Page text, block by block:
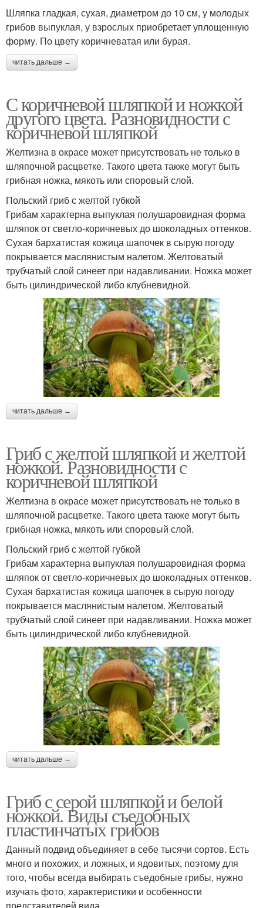
Шляпка гладкая, сухая, диаметром до 10 см, у молодых
грибов выпуклая, у взрослых приобретает уплощенную
форму. По цвету коричневатая или бурая.
читать дальше →
С коричневой шляпкой и ножкой
другого цвета. Разновидности с
коричневой шляпкой
Желтизна в окрасе может присутствовать не только в
шляпочной расцветке. Такого цвета также могут быть
грибная ножка, мякоть или споровый слой.
Польский гриб с желтой губкой
Грибам характерна выпуклая полушаровидная форма
шляпок от светло-коричневых до шоколадных оттенков.
Сухая бархатистая кожица шапочек в сырую погоду
покрывается маслянистым налетом. Желтоватый
трубчатый слой синеет при надавливании. Ножка может
быть цилиндрической либо клубневидной.
читать дальше →
Гриб с желтой шляпкой и желтой
ножкой. Разновидности с
коричневой шляпкой
Желтизна в окрасе может присутствовать не только в
шляпочной расцветке. Такого цвета также могут быть
грибная ножка, мякоть или споровый слой.
Польский гриб с желтой губкой
Грибам характерна выпуклая полушаровидная форма
шляпок от светло-коричневых до шоколадных оттенков.
Сухая бархатистая кожица шапочек в сырую погоду
покрывается маслянистым налетом. Желтоватый
трубчатый слой синеет при надавливании. Ножка может
быть цилиндрической либо клубневидной.
читать дальше →
Гриб с серой шляпкой и белой
ножкой. Виды съедобных
пластинчатых грибов
Данный подвид объединяет в себе тысячи сортов. Есть
много и похожих, и ложных, и ядовитых, поэтому для
того, чтобы всегда выбирать съедобные грибы, нужно
изучать фото, характеристики и особенности